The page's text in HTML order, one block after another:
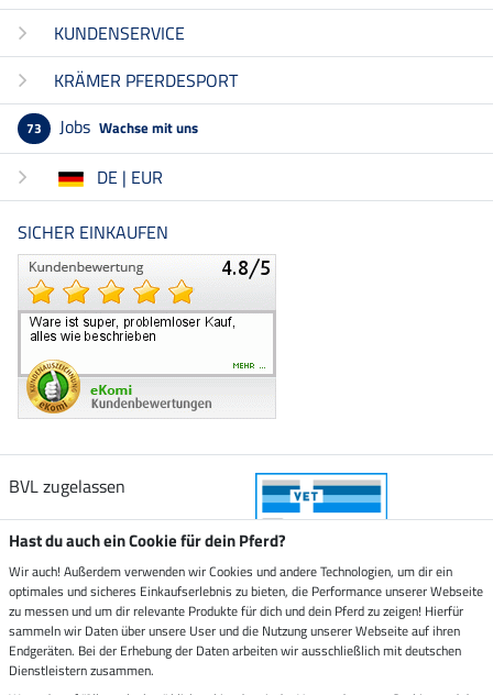
KUNDENSERVICE
KRÄMER PFERDESPORT
73 Jobs Wachse mit uns
DE | EUR
SICHER EINKAUFEN
BVL zugelassen
Zustellung durch
Sicher bezahlen mit
Hast du auch ein Cookie für dein Pferd?
Wir auch! Außerdem verwenden wir Cookies und andere Technologien, um dir ein
optimales und sicheres Einkaufserlebnis zu bieten, die Performance unserer Webseite
zu messen und um dir relevante Produkte für dich und dein Pferd zu zeigen! Hierfür
sammeln wir Daten über unsere User und die Nutzung unserer Webseite auf ihren
Endgeräten. Bei der Erhebung der Daten arbeiten wir ausschließlich mit deutschen
Dienstleistern zusammen.